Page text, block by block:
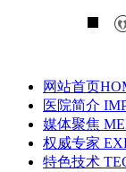
网站首页
医院简介
媒体聚焦
权威专家
特色技术